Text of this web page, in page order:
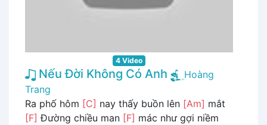
4 Video
Nếu Đời Không Có Anh
Hoàng
Trang
Ra phố hôm [C] nay thấy buồn lên [Am] mắt
[F] Đường chiều man [F] mác như gợi niềm